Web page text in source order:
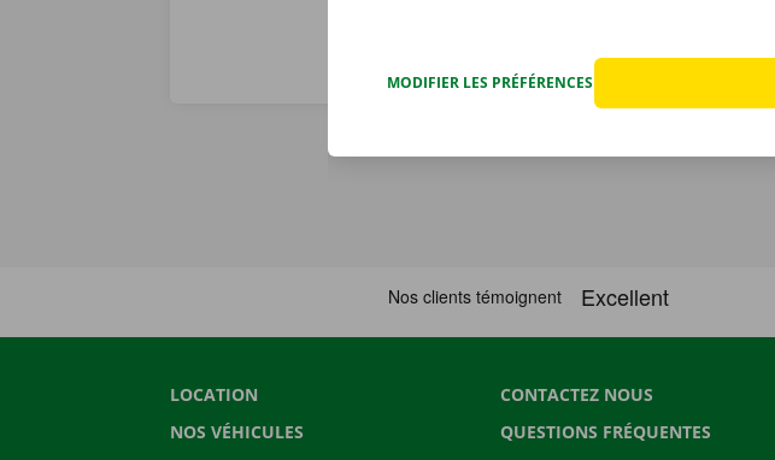
LOCATION
NOS VÉHICULES
CONTACTEZ NOUS
QUESTIONS FRÉQUENTES
MODIFIER LES PRÉFÉRENCES